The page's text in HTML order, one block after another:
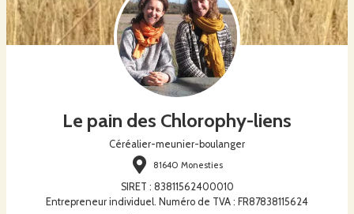
Le pain des Chlorophy-liens
Céréalier-meunier-boulanger
81640 Monesties
SIRET : 83811562400010
Entrepreneur individuel. Numéro de TVA : FR87838115624